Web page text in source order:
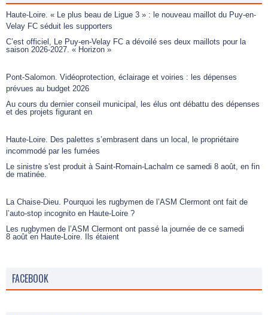
Haute-Loire. « Le plus beau de Ligue 3 » : le nouveau maillot du Puy-en-
Velay FC séduit les supporters
C’est officiel, Le Puy-en-Velay FC a dévoilé ses deux maillots pour la
saison 2026-2027. « Horizon »
Pont-Salomon. Vidéoprotection, éclairage et voiries : les dépenses
prévues au budget 2026
Au cours du dernier conseil municipal, les élus ont débattu des dépenses
et des projets figurant en
Haute-Loire. Des palettes s’embrasent dans un local, le propriétaire
incommodé par les fumées
Le sinistre s'est produit à Saint-Romain-Lachalm ce samedi 8 août, en fin
de matinée.
La Chaise-Dieu. Pourquoi les rugbymen de l’ASM Clermont ont fait de
l’auto-stop incognito en Haute-Loire ?
Les rugbymen de l’ASM Clermont ont passé la journée de ce samedi
8 août en Haute-Loire. Ils étaient
FACEBOOK